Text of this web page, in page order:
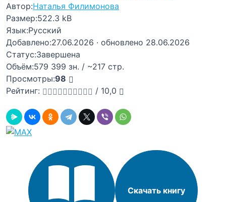
Автор:Наталья Филимонова
Размер:522.3 kB
Язык:Русский
Добавлено:27.06.2026 · обновлено 28.06.2026
Статус:Завершена
Объём:579 399 зн. / ~217 стр.
Просмотры:98
Рейтинг:
/ 10,0
Скачать книгу